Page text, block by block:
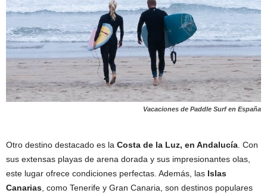
Vacaciones de Paddle Surf en España
Otro destino destacado es la Costa de la Luz, en Andalucía . Con
sus extensas playas de arena dorada y sus impresionantes olas,
este lugar ofrece condiciones perfectas. Además, las Islas
Canarias , como Tenerife y Gran Canaria, son destinos populares